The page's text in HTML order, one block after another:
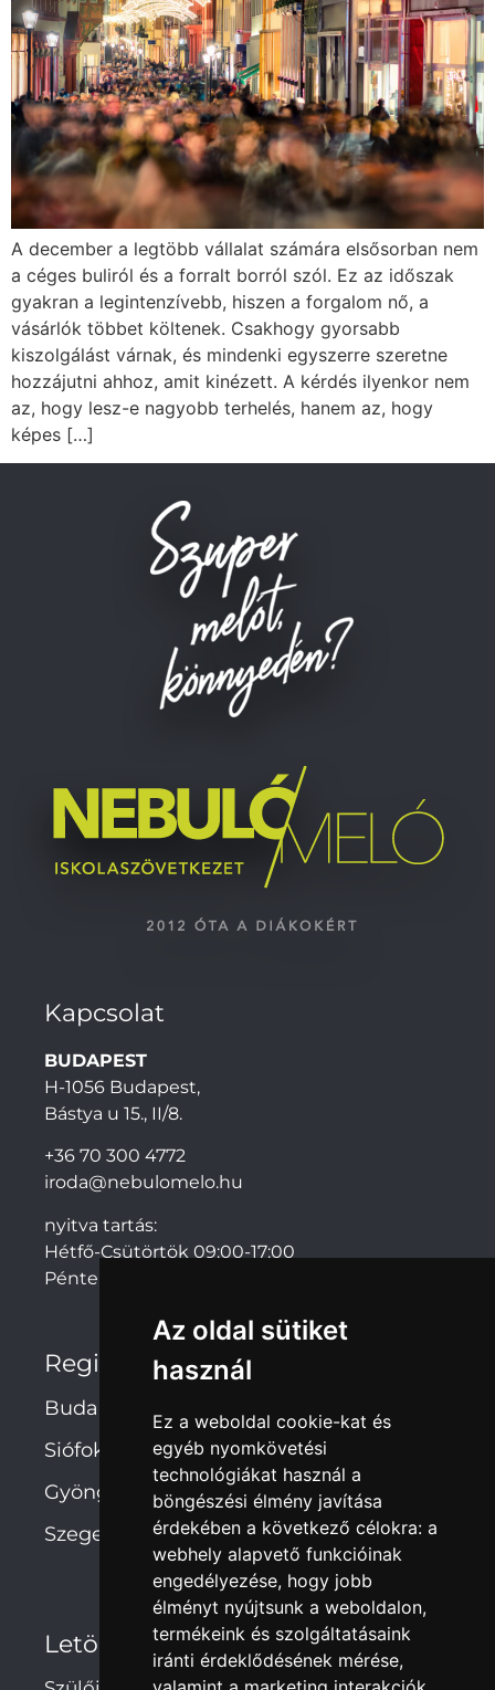
Az oldal sütiket
használ
Ez a weboldal cookie-kat és
egyéb nyomkövetési
technológiákat használ a
böngészési élmény javítása
érdekében a következő célokra: a
webhely alapvető funkcióinak
engedélyezése, hogy jobb
élményt nyújtsunk a weboldalon,
termékeink és szolgáltatásaink
iránti érdeklődésének mérése,
A december a legtöbb vállalat számára elsősorban nem
a céges buliról és a forralt borról szól. Ez az időszak
gyakran a legintenzívebb, hiszen a forgalom nő, a
vásárlók többet költenek. Csakhogy gyorsabb
kiszolgálást várnak, és mindenki egyszerre szeretne
hozzájutni ahhoz, amit kinézett. A kérdés ilyenkor nem
az, hogy lesz-e nagyobb terhelés, hanem az, hogy
képes […]
Kapcsolat
BUDAPEST
H-1056 Budapest,
Bástya u 15., II/8.
+36 70 300 4772
iroda@nebulomelo.hu
nyitva tartás:
Hétfő-Csütörtök 09:00-17:00
Péntek: 09:00-14:00
Regionális irodák
Budapest
Siófok
Gyöngyös
Szeged
Letöltések